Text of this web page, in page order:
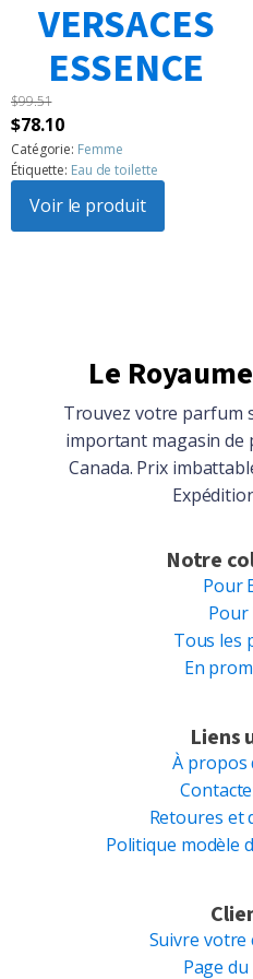
VERSACES
ESSENCE
$99.51
Le
prix
initial
était :
$99.51.
$78.10Le
prix
actuel
est :
$78.10.
Catégorie: Femme
Étiquette: Eau de toilette
Voir le produit
Le
Trouvez votre parfum
important magasin de
Canada. Prix
Notre
Pour
Pour
Tous les
En
Liens
À propos
Retoures et
Politique modèle
Suivre votre
Page